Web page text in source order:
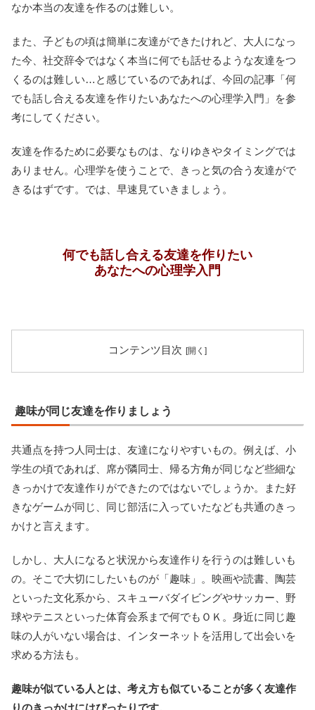
なか本当の友達を作るのは難しい。
また、子どもの頃は簡単に友達ができたけれど、大人になっ
た今、社交辞令ではなく本当に何でも話せるような友達をつ
くるのは難しい…と感じているのであれば、今回の記事「何
でも話し合える友達を作りたいあなたへの心理学入門」を参
考にしてください。
友達を作るために必要なものは、なりゆきやタイミングでは
ありません。心理学を使うことで、きっと気の合う友達がで
きるはずです。では、早速見ていきましょう。
何でも話し合える友達を作りたい
あなたへの心理学入門
コンテンツ目次
趣味が同じ友達を作りましょう
共通点を持つ人同士は、友達になりやすいもの。例えば、小
学生の頃であれば、席が隣同士、帰る方角が同じなど些細な
きっかけで友達作りができたのではないでしょうか。また好
きなゲームが同じ、同じ部活に入っていたなども共通のきっ
かけと言えます。
しかし、大人になると状況から友達作りを行うのは難しいも
の。そこで大切にしたいものが「趣味」。映画や読書、陶芸
といった文化系から、スキューバダイビングやサッカー、野
球やテニスといった体育会系まで何でもＯＫ。身近に同じ趣
味の人がいない場合は、インターネットを活用して出会いを
求める方法も。
趣味が似ている人とは、考え方も似ていることが多く友達作
りのきっかけにはぴったりです。